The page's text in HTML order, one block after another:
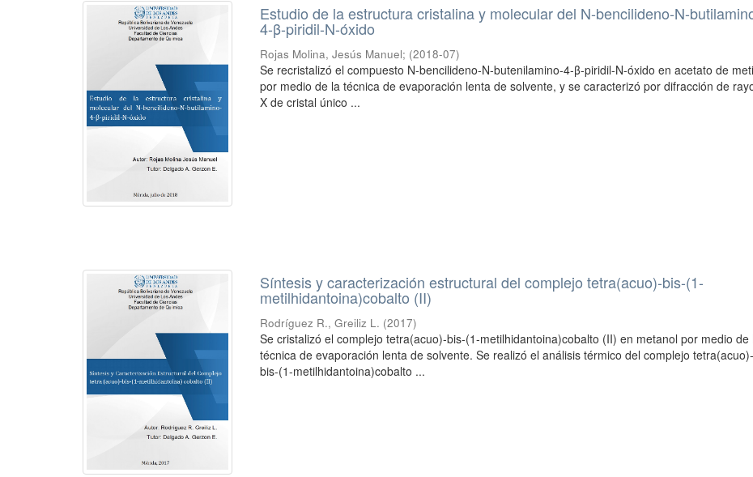
Estudio de la estructura cristalina y molecular del N-bencilideno-N-
4-β-piridil-N-óxido
Rojas Molina, Jesús Manuel; (2018-07)
Se recristalizó el compuesto N-bencilideno-N-butenilamino-4-β-piridil-N-óxido en acetato de
por medio de la técnica de evaporación lenta de solvente, y se caracterizó por difracción de
X de cristal único ...
Síntesis y caracterización estructural del complejo tetra(acuo)-bis-(1-
metilhidantoina)cobalto (II)
Rodríguez R., Greiliz L. (2017)
Se cristalizó el complejo tetra(acuo)-bis-(1-metilhidantoina)cobalto (II) en metanol por medio de
técnica de evaporación lenta de solvente. Se realizó el análisis térmico del complejo tetra(acuo)-
bis-(1-metilhidantoina)cobalto ...